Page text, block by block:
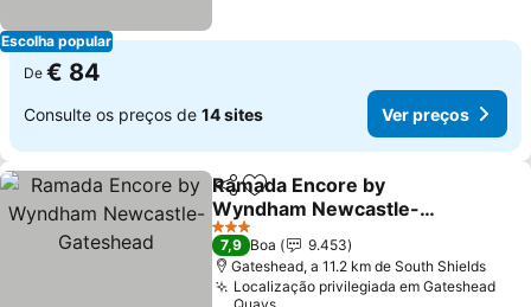
Escolha popular
De € 84
Consulte os preços de 14 sites Ver preços
PartilharAdicionar aos favoritos
Ramada Encore by
Wyndham Newcastle-
Gateshead
Ver preços
3 Estrelas
7,9 Boa
9.453
Gateshead, a 11.2 km de South Shields
Localização privilegiada em Gateshead